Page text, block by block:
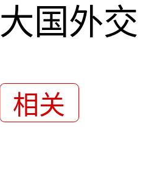
大国外交
相关